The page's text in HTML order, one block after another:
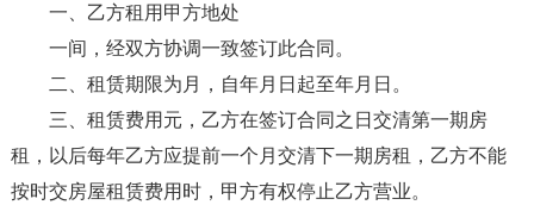
一、乙方租用甲方地处
一间，经双方协调一致签订此合同。
二、租赁期限为月，自年月日起至年月日。
三、租赁费用元，乙方在签订合同之日交清第一期房
租，以后每年乙方应提前一个月交清下一期房租，乙方不能
按时交房屋租赁费用时，甲方有权停止乙方营业。